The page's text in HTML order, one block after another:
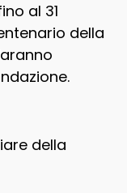
al 31
della
della